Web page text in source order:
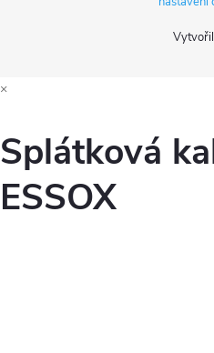
×
Splátková
ESSOX